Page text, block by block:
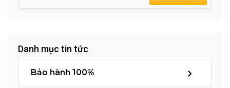
Danh mục tin tức
Bảo hành 100%